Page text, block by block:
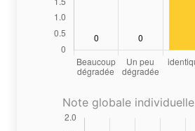
Note globale individuelle